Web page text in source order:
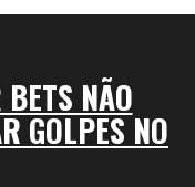
NÃO
GOLPES NO